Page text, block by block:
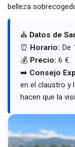
belleza
⛪ Datos de
⏰ Horario: De
💰 Precio: 6 €.
➡️ Consejo
en el claustro y
hacen que la